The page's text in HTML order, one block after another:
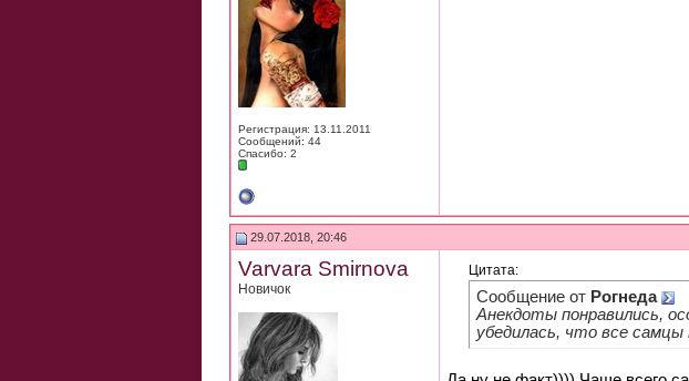
Регистрация: 13.11.2011
Сообщений: 44
Спасибо: 2
29.07.2018, 20:46
Varvara Smirnova
Новичок
Цитата:
Сообщение от Рогнеда
Анекдоты понравились,
убедилась, что все